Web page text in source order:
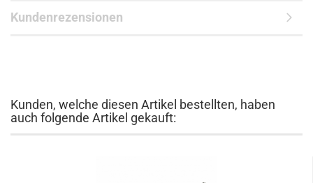
Kundenrezensionen
Kunden, welche diesen Artikel bestellten, haben
auch folgende Artikel gekauft: